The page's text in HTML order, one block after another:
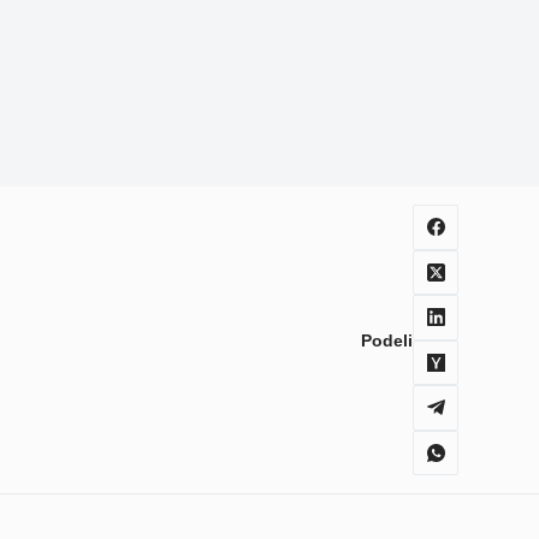
Podeli